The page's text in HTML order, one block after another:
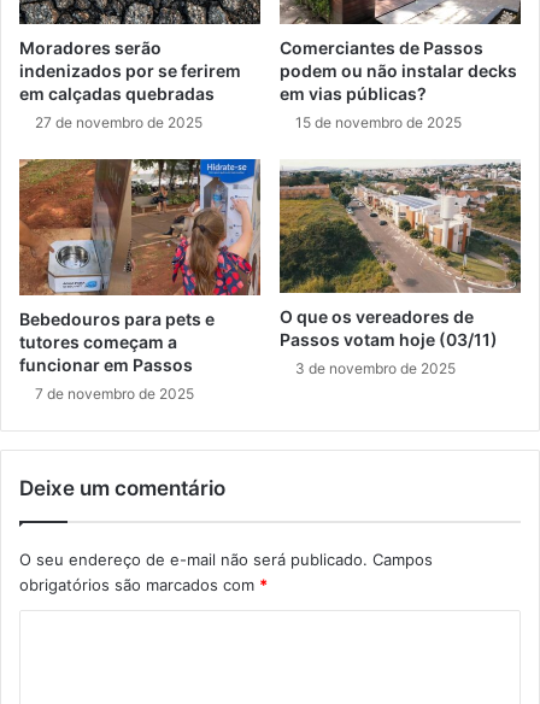
Moradores serão
indenizados por se ferirem
em calçadas quebradas
27 de novembro de 2025
Comerciantes de Passos
podem ou não instalar decks
em vias públicas?
15 de novembro de 2025
Bebedouros para pets e
tutores começam a
funcionar em Passos
7 de novembro de 2025
O que os vereadores de
Passos votam hoje (03/11)
3 de novembro de 2025
Deixe um comentário
O seu endereço de e-mail não será publicado. Campos
obrigatórios são marcados com *